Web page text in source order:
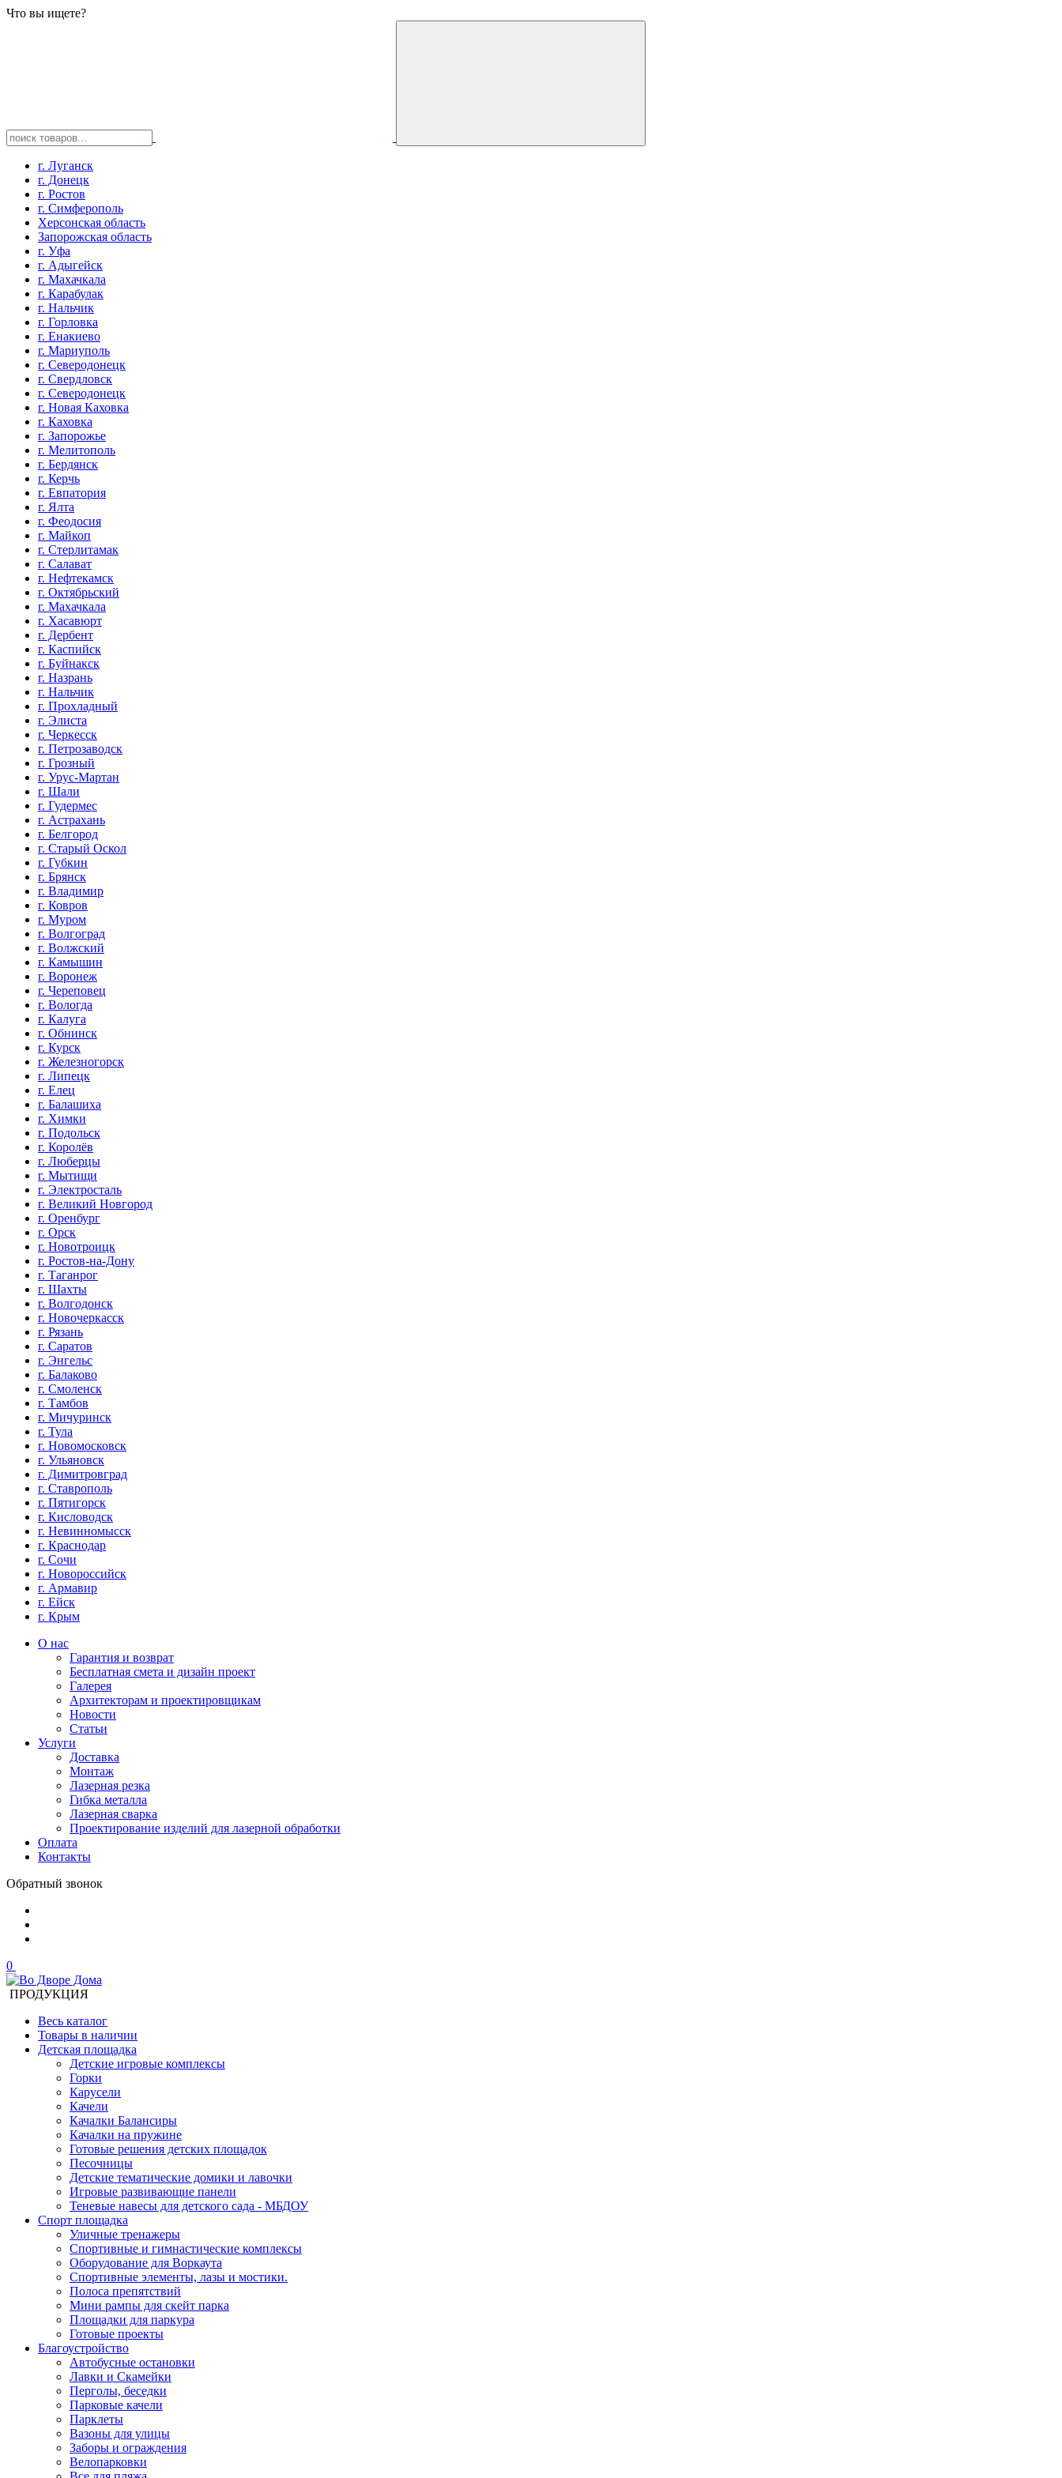
Что вы ищете?
г. Луганск
г. Донецк
г. Ростов
г. Симферополь
Херсонская область
Запорожская область
г. Уфа
г. Адыгейск
г. Махачкала
г. Карабулак
г. Нальчик
г. Горловка
г. Енакиево
г. Мариуполь
г. Северодонецк
г. Свердловск
г. Северодонецк
г. Новая Каховка
г. Каховка
г. Запорожье
г. Мелитополь
г. Бердянск
г. Керчь
г. Евпатория
г. Ялта
г. Феодосия
г. Майкоп
г. Стерлитамак
г. Салават
г. Нефтекамск
г. Октябрьский
г. Махачкала
г. Хасавюрт
г. Дербент
г. Каспийск
г. Буйнакск
г. Назрань
г. Нальчик
г. Прохладный
г. Элиста
г. Черкесск
г. Петрозаводск
г. Грозный
г. Урус-Мартан
г. Шали
г. Гудермес
г. Астрахань
г. Белгород
г. Старый Оскол
г. Губкин
г. Брянск
г. Владимир
г. Ковров
г. Муром
г. Волгоград
г. Волжский
г. Камышин
г. Воронеж
г. Череповец
г. Вологда
г. Калуга
г. Обнинск
г. Курск
г. Железногорск
г. Липецк
г. Елец
г. Балашиха
г. Химки
г. Подольск
г. Королёв
г. Люберцы
г. Мытищи
г. Электросталь
г. Великий Новгород
г. Оренбург
г. Орск
г. Новотроицк
г. Ростов-на-Дону
г. Таганрог
г. Шахты
г. Волгодонск
г. Новочеркасск
г. Рязань
г. Саратов
г. Энгельс
г. Балаково
г. Смоленск
г. Тамбов
г. Мичуринск
г. Тула
г. Новомосковск
г. Ульяновск
г. Димитровград
г. Ставрополь
г. Пятигорск
г. Кисловодск
г. Невинномысск
г. Краснодар
г. Сочи
г. Новороссийск
г. Армавир
г. Ейск
г. Крым
О нас
Гарантия и возврат
Бесплатная смета и дизайн проект
Галерея
Архитекторам и проектировщикам
Новости
Статьи
Услуги
Доставка
Монтаж
Лазерная резка
Гибка металла
Лазерная сварка
Проектирование изделий для лазерной обработки
Оплата
Контакты
Обратный звонок
0
ПРОДУКЦИЯ
Весь каталог
Товары в наличии
Детская площадка
Детские игровые комплексы
Горки
Карусели
Качели
Качалки Балансиры
Качалки на пружине
Готовые решения детских площадок
Песочницы
Детские тематические домики и лавочки
Игровые развивающие панели
Теневые навесы для детского сада - МБДОУ
Спорт площадка
Уличные тренажеры
Спортивные и гимнастические комплексы
Оборудование для Воркаута
Спортивные элементы, лазы и мостики.
Полоса препятствий
Мини рампы для скейт парка
Площадки для паркура
Готовые проекты
Благоустройство
Автобусные остановки
Лавки и Скамейки
Перголы, беседки
Парковые качели
Парклеты
Вазоны для улицы
Заборы и ограждения
Велопарковки